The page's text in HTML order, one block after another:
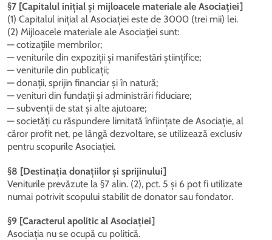
§7 [Capitalul inițial și mijloacele materiale ale Asociației]
(1) Capitalul inițial al Asociației este de 3000 (trei mii) lei.
(2) Mijloacele materiale ale Asociației sunt:
— cotizațiile membrilor;
— veniturile din expoziții și manifestări științifice;
— veniturile din publicații;
— donații, sprijin financiar și în natură;
— venituri din fundații și administrări fiduciare;
— subvenții de stat și alte ajutoare;
— societăți cu răspundere limitată înființate de Asociație, al
căror profit net, pe lângă dezvoltare, se utilizează exclusiv
pentru scopurile Asociației.
§8 [Destinația donațiilor și sprijinului]
Veniturile prevăzute la §7 alin. (2), pct. 5 și 6 pot fi utilizate
numai potrivit scopului stabilit de donator sau fondator.
§9 [Caracterul apolitic al Asociației]
Asociația nu se ocupă cu politică.